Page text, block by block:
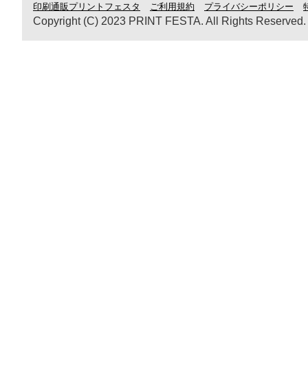
印刷通販プリントフェスタ ご利用規約 プライバシーポリシー
Copyright (C) 2023 PRINT FESTA. All Rights Reserved.